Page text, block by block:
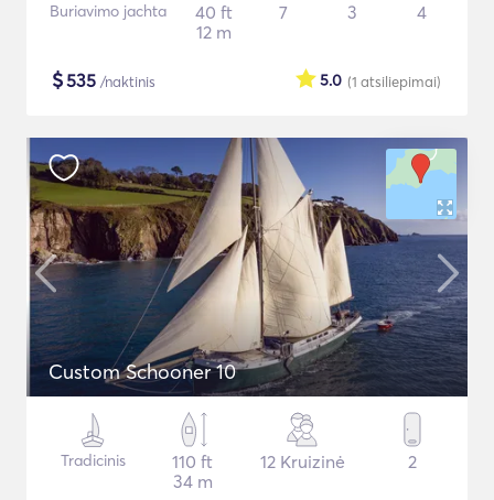
Buriavimo jachta
40 ft
12 m
7 3 4
$535 /naktinis (1 atsiliepimai)
5.0
Custom Schooner 10
Tradicinis
110 ft
34 m
12 Kruizinė 2